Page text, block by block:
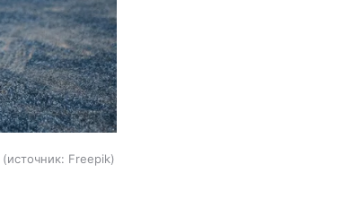
источник: Freepik